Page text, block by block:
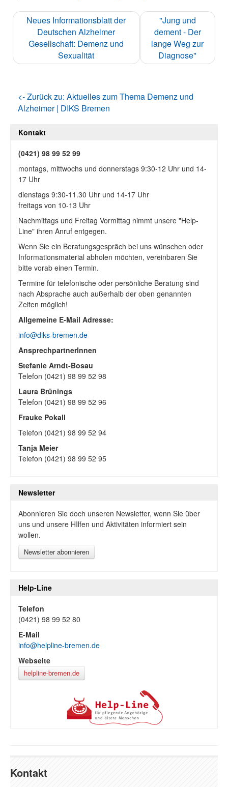
Neues Informationsblatt der
Deutschen Alzheimer
Gesellschaft: Demenz und
Sexualität
"Jung und
dement - Der
lange Weg zur
Diagnose"
<- Zurück zu: Aktuelles zum Thema Demenz und
Alzheimer | DIKS Bremen
Kontakt
(0421) 98 99 52 99
montags, mittwochs und donnerstags 9:30-12 Uhr und 14-
17 Uhr
dienstags 9:30-11.30 Uhr und 14-17 Uhr
freitags von 10-13 Uhr
Nachmittags und Freitag Vormittag nimmt unsere "Help-
Line" ihren Anruf entgegen.
Wenn Sie ein Beratungsgespräch bei uns wünschen oder
Informationsmaterial abholen möchten, vereinbaren Sie
bitte vorab einen Termin.
Termine für telefonische oder persönliche Beratung sind
nach Absprache auch außerhalb der oben genannten
Zeiten möglich!
Allgemeine E-Mail Adresse:
info@diks-bremen.de
AnsprechpartnerInnen
Stefanie Arndt-Bosau
Telefon (0421) 98 99 52 98
Laura Brünings
Telefon (0421) 98 99 52 96
Frauke Pokall
Telefon (0421) 98 99 52 94
Tanja Meier
Telefon (0421) 98 99 52 95
Newsletter
Abonnieren Sie doch unseren Newsletter, wenn Sie über
uns und unsere HIlfen und Aktivitäten informiert sein
wollen.
Newsletter abonnieren
Help-Line
Telefon
(0421) 98 99 52 80
E-Mail
info@helpline-bremen.de
Webseite
helpline-bremen.de
Kontakt